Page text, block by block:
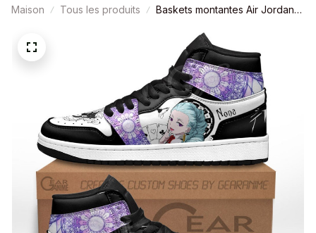
Maison Tous les produits
Baskets montantes Air Jordan
Death Parade